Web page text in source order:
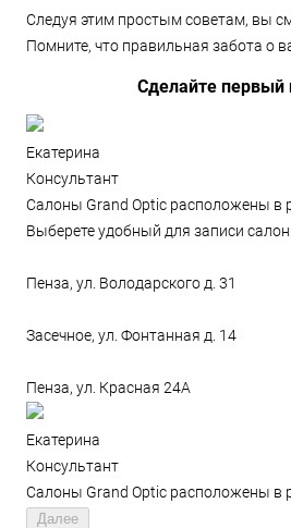
Следуя этим простым советам, вы
Помните, что правильная забота о
Сделайте первый
Екатерина
Консультант
Салоны Grand Optic расположены в
Выберете удобный для записи салон:
Пенза, ул. Володарского д. 31
Засечное, ул. Фонтанная д. 14
Пенза, ул. Красная 24А
Екатерина
Консультант
Салоны Grand Optic расположены в
Далее